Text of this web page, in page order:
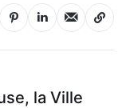
la Ville